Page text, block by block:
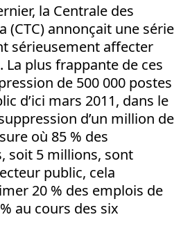
la Centrale des
(CTC) annonçait une série
sérieusement affecter
La plus frappante de ces
de 500 000 postes
d’ici mars 2011, dans le
d’un million de
où 85 % des
soit 5 millions, sont
public, cela
20 % des emplois de
au cours des six